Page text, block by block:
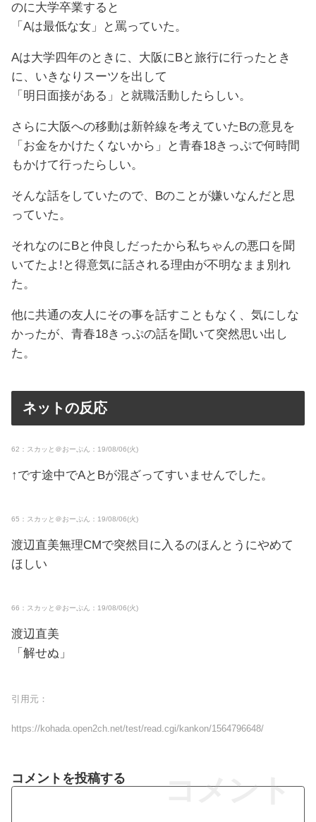
のに大学卒業すると
「Aは最低な女」と罵っていた。
Aは大学四年のときに、大阪にBと旅行に行ったとき
に、いきなりスーツを出して
「明日面接がある」と就職活動したらしい。
さらに大阪への移動は新幹線を考えていたBの意見を
「お金をかけたくないから」と青春18きっぷで何時間
もかけて行ったらしい。
そんな話をしていたので、Bのことが嫌いなんだと思
っていた。
それなのにBと仲良しだったから私ちゃんの悪口を聞
いてたよ!と得意気に話される理由が不明なまま別れ
た。
他に共通の友人にその事を話すこともなく、気にしな
かったが、青春18きっぷの話を聞いて突然思い出し
た。
ネットの反応
62：スカッと＠おーぷん：19/08/06(火)
↑です途中でAとBが混ざってすいませんでした。
65：スカッと＠おーぷん：19/08/06(火)
渡辺直美無理CMで突然目に入るのほんとうにやめて
ほしい
66：スカッと＠おーぷん：19/08/06(火)
渡辺直美
「解せぬ」
引用元：
https://kohada.open2ch.net/test/read.cgi/kankon/1564796648/
コメント
コメントを投稿する